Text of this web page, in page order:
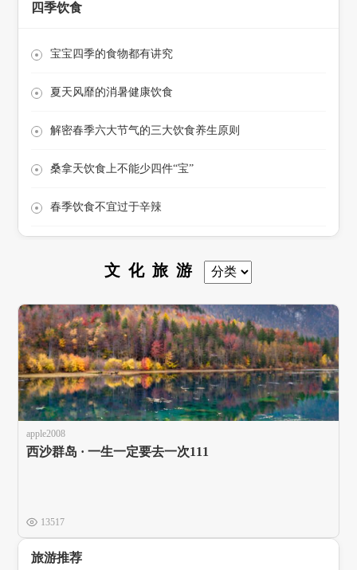
四季饮食
宝宝四季的食物都有讲究
夏天风靡的消暑健康饮食
解密春季六大节气的三大饮食养生原则
桑拿天饮食上不能少四件“宝”
春季饮食不宜过于辛辣
文化旅游
apple2008
西沙群岛 · 一生一定要去一次111
13517
旅游推荐